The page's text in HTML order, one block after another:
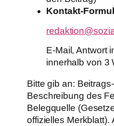
Kontakt-
E-Mail, Antwort
innerhalb von 3
Bitte gib an:
Beschreibung des
Belegquelle
offizielles Merkblatt).